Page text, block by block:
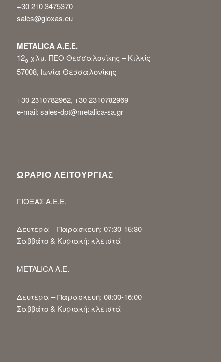
+30 210 3475370
sales@gioxas.eu
METALICA Α.Ε.Ε.
12οχλμ. ΠΕΟ Θεσσαλονίκης – Κιλκίς
57008, Ιωνία Θεσσαλονίκης
+30 2310782962, +30 2310782969
e-mail: sales-dpt@metalica-sa.gr
ΩΡΑΡΙΟ ΛΕΙΤΟΥΡΓΙΑΣ
ΓΙΟΞΑΣ Α.Ε.Ε.
Δευτέρα – Παρασκευή: 07:30-15:30
Σαββάτο & Κυριακή: κλειστά
METALICA A.E.
Δευτέρα – Παρασκευή: 08:00-16:00
Σαββάτο & Κυριακή: κλειστά